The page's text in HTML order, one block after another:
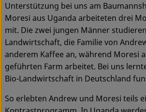
Unterstützung bei uns am
Moresi aus Uganda arbeiteten drei
mit. Die zwei jungen Männer
Landwirtschaft, die Familie von
anderem Kaffee an, während Moresi
geführten Farm arbeitet. Bei uns
Bio-Landwirtschaft in Deutschland
So erlebten Andrew und Moresi teils